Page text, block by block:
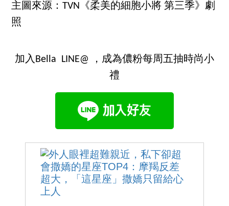
主圖來源：TVN《柔美的細胞小將 第三季》劇
照
加入Bella LINE@ ，成為儂粉每周五抽時尚小
禮